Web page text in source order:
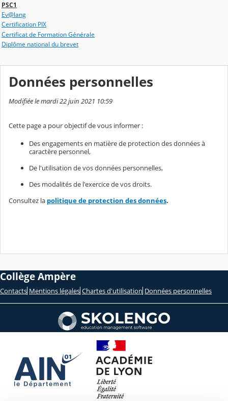
PSC1
Ev@lang
Certification PIX
Certificat de Formation Générale
Diplôme national du brevet
Données personnelles
Modifiée le mardi 22 juin 2021 10:59
Cette page a pour objectif de vous informer :
Des engagements en matière de protection des données à
caractère personnel,
De l'utilisation de vos données personnelles,
Des modalités de l'exercice de vos droits.
Consultez la politique de protection des données.
Collège Ampère
Contacts Mentions légales Chartes d'utilisation Données personnelles